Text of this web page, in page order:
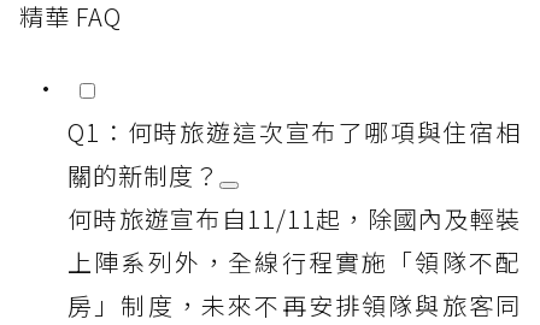
精華 FAQ
Q1：何時旅遊這次宣布了哪項與住宿相
關的新制度？
何時旅遊宣布自11/11起，除國內及輕裝
上陣系列外，全線行程實施「領隊不配
房」制度，未來不再安排領隊與旅客同